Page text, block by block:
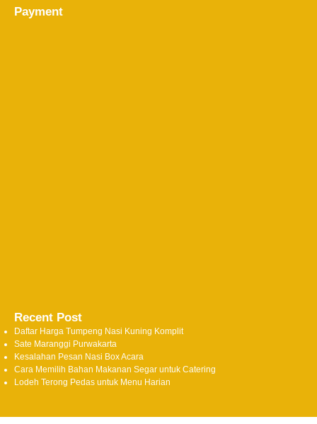
Payment
Recent Post
Daftar Harga Tumpeng Nasi Kuning Komplit
Sate Maranggi Purwakarta
Kesalahan Pesan Nasi Box Acara
Cara Memilih Bahan Makanan Segar untuk Catering
Lodeh Terong Pedas untuk Menu Harian